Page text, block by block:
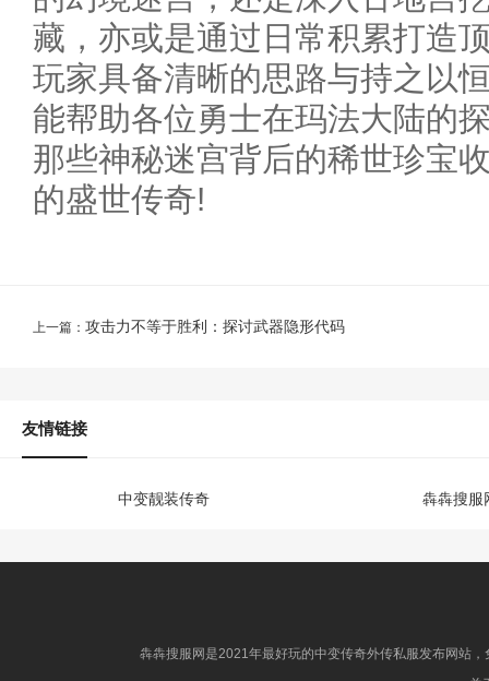
藏，亦或是通过日常积累打造
玩家具备清晰的思路与持之以
能帮助各位勇士在玛法大陆的
那些神秘迷宫背后的稀世珍宝
的盛世传奇!
上一篇： 攻击力不等于胜利：探讨武器隐形代码
友情链接
中变靓装传奇 犇犇搜服
犇犇搜服网是2021年最好玩的中变传奇外传私服发布网站